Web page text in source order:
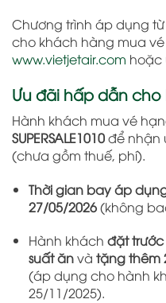
Chương trình áp dụng từ
cho khách hàng mua vé
www.vietjetair.com hoặc
Ưu đãi hấp dẫn cho
Hành khách mua vé
SUPERSALE1010để nhận
(chưa gồm thuế, phí).
Thời gian bay áp
27/05/2026(không
Hành khách đặt trước
suất ănvà tặng thêm
(áp dụng cho hành
25/11/2025).